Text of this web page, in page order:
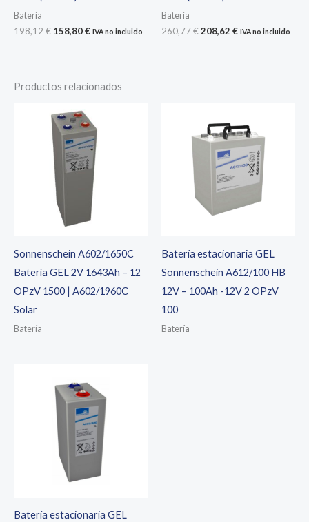
Batería
198,12€ El
158,80€ElIVA no incluido
Batería
260,77€El
208,62 €ElIVA no incluido
Productos relacionados
Sonnenschein A602/1650C
Batería GEL 2V 1643Ah – 12
OPzV 1500 | A602/1960C
Solar
Batería
Batería estacionaria GEL
Sonnenschein A612/100 HB
12V – 100Ah -12V 2 OPzV
100
Batería
Batería estacionaria GEL